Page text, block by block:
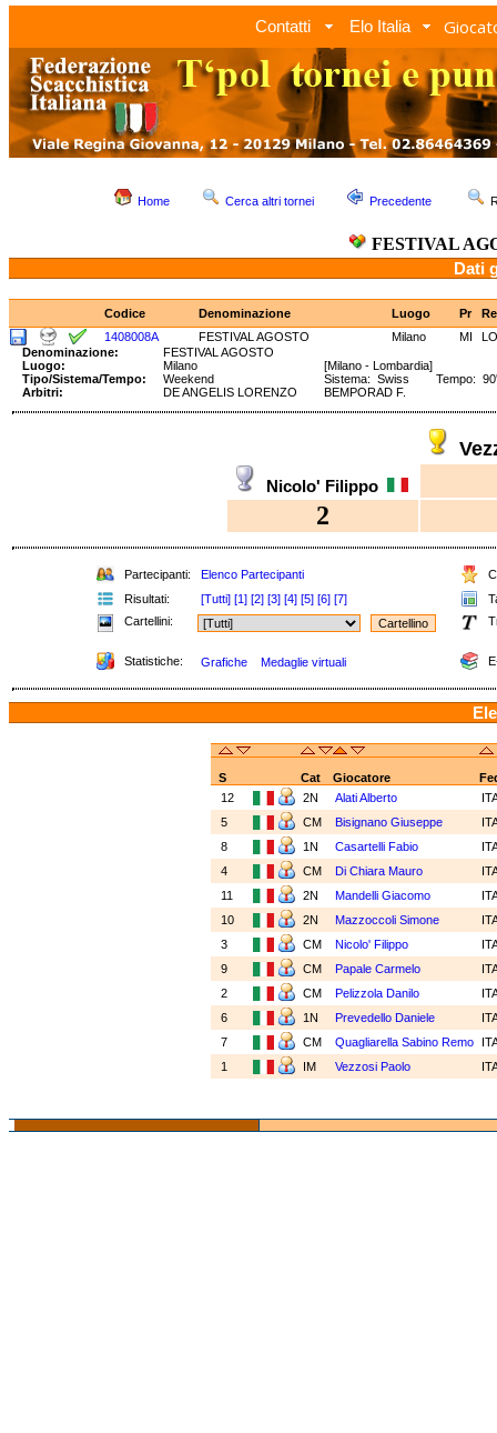
Contatti Elo Italia
Home Cerca altri tornei Precedente
FESTIVAL
Dati
Codice Denominazione Luogo Pr
1408008A
FESTIVAL AGOSTO Milano MI
Denominazione:
FESTIVAL AGOSTO
Luogo:
Milano
[Milano - Lombardia]
Tipo/Sistema/Tempo:
Weekend
Sistema: Swiss Tempo: 90'
Arbitri:
DE ANGELIS LORENZO BEMPORAD F.
Nicolo' Filippo
2
Partecipanti: Elenco Partecipanti
Risultati:
[Tutti] [1] [2] [3] [4] [5] [6] [7]
Cartellini:
Statistiche: Grafiche Medaglie virtuali
S Cat Giocatore
12
2N Alati Alberto
5
CM Bisignano Giuseppe
8
1N Casartelli Fabio
4
CM Di Chiara Mauro
11
2N Mandelli Giacomo
10
2N Mazzoccoli Simone
3
CM Nicolo' Filippo
9
CM Papale Carmelo
2
CM Pelizzola Danilo
6
1N Prevedello Daniele
7
CM Quagliarella Sabino Remo
1
IM Vezzosi Paolo